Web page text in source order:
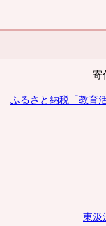
寄
ふるさと納税「教育
東汲